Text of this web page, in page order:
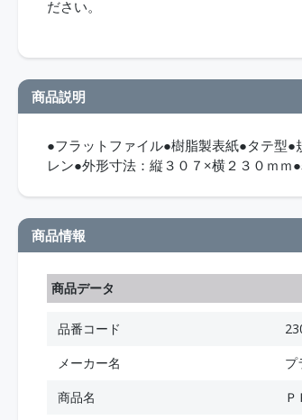
ださい。
商品説明
●フラットファイル●樹脂製表紙●タテ型
レン●外形寸法：縦３０７×横２３０ｍ
商品情報
商品データ
品番コード
メーカー名
プ
商品名